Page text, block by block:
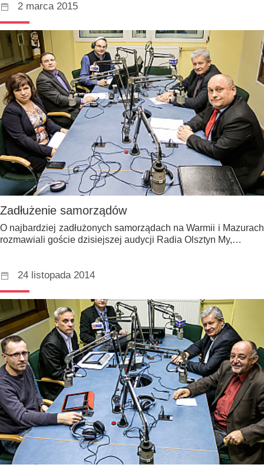
2 marca 2015
Zadłużenie samorządów
O najbardziej zadłużonych samorządach na Warmii i Mazurach
rozmawiali goście dzisiejszej audycji Radia Olsztyn My,…
24 listopada 2014